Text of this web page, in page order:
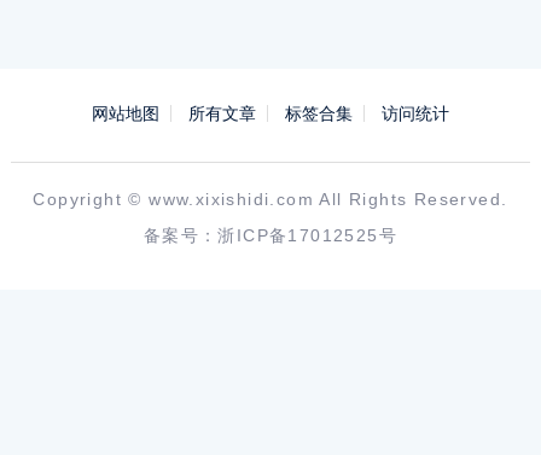
网站地图 所有文章 标签合集 访问统计
Copyright ©www.xixishidi.com All Rights Reserved.
备案号：浙ICP备17012525号